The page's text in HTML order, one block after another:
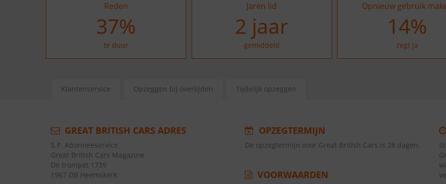
Reden
37%
te duur
Jaren lid
2 jaar
gemiddeld
Opnieuw gebruik
19%
zegt ja
Klantenservice Opzeggen bij overlijden Tijdelijk opzeggen
GREAT BRITISH CARS ADRES
S.P. Abonneeservice
Great British Cars Magazine
De trompet 1739
1967 DB Heemskerk
OPZEGTERMIJN
De opzegtermijn voor Great British Cars is 28 dagen.
VOORWAARDEN